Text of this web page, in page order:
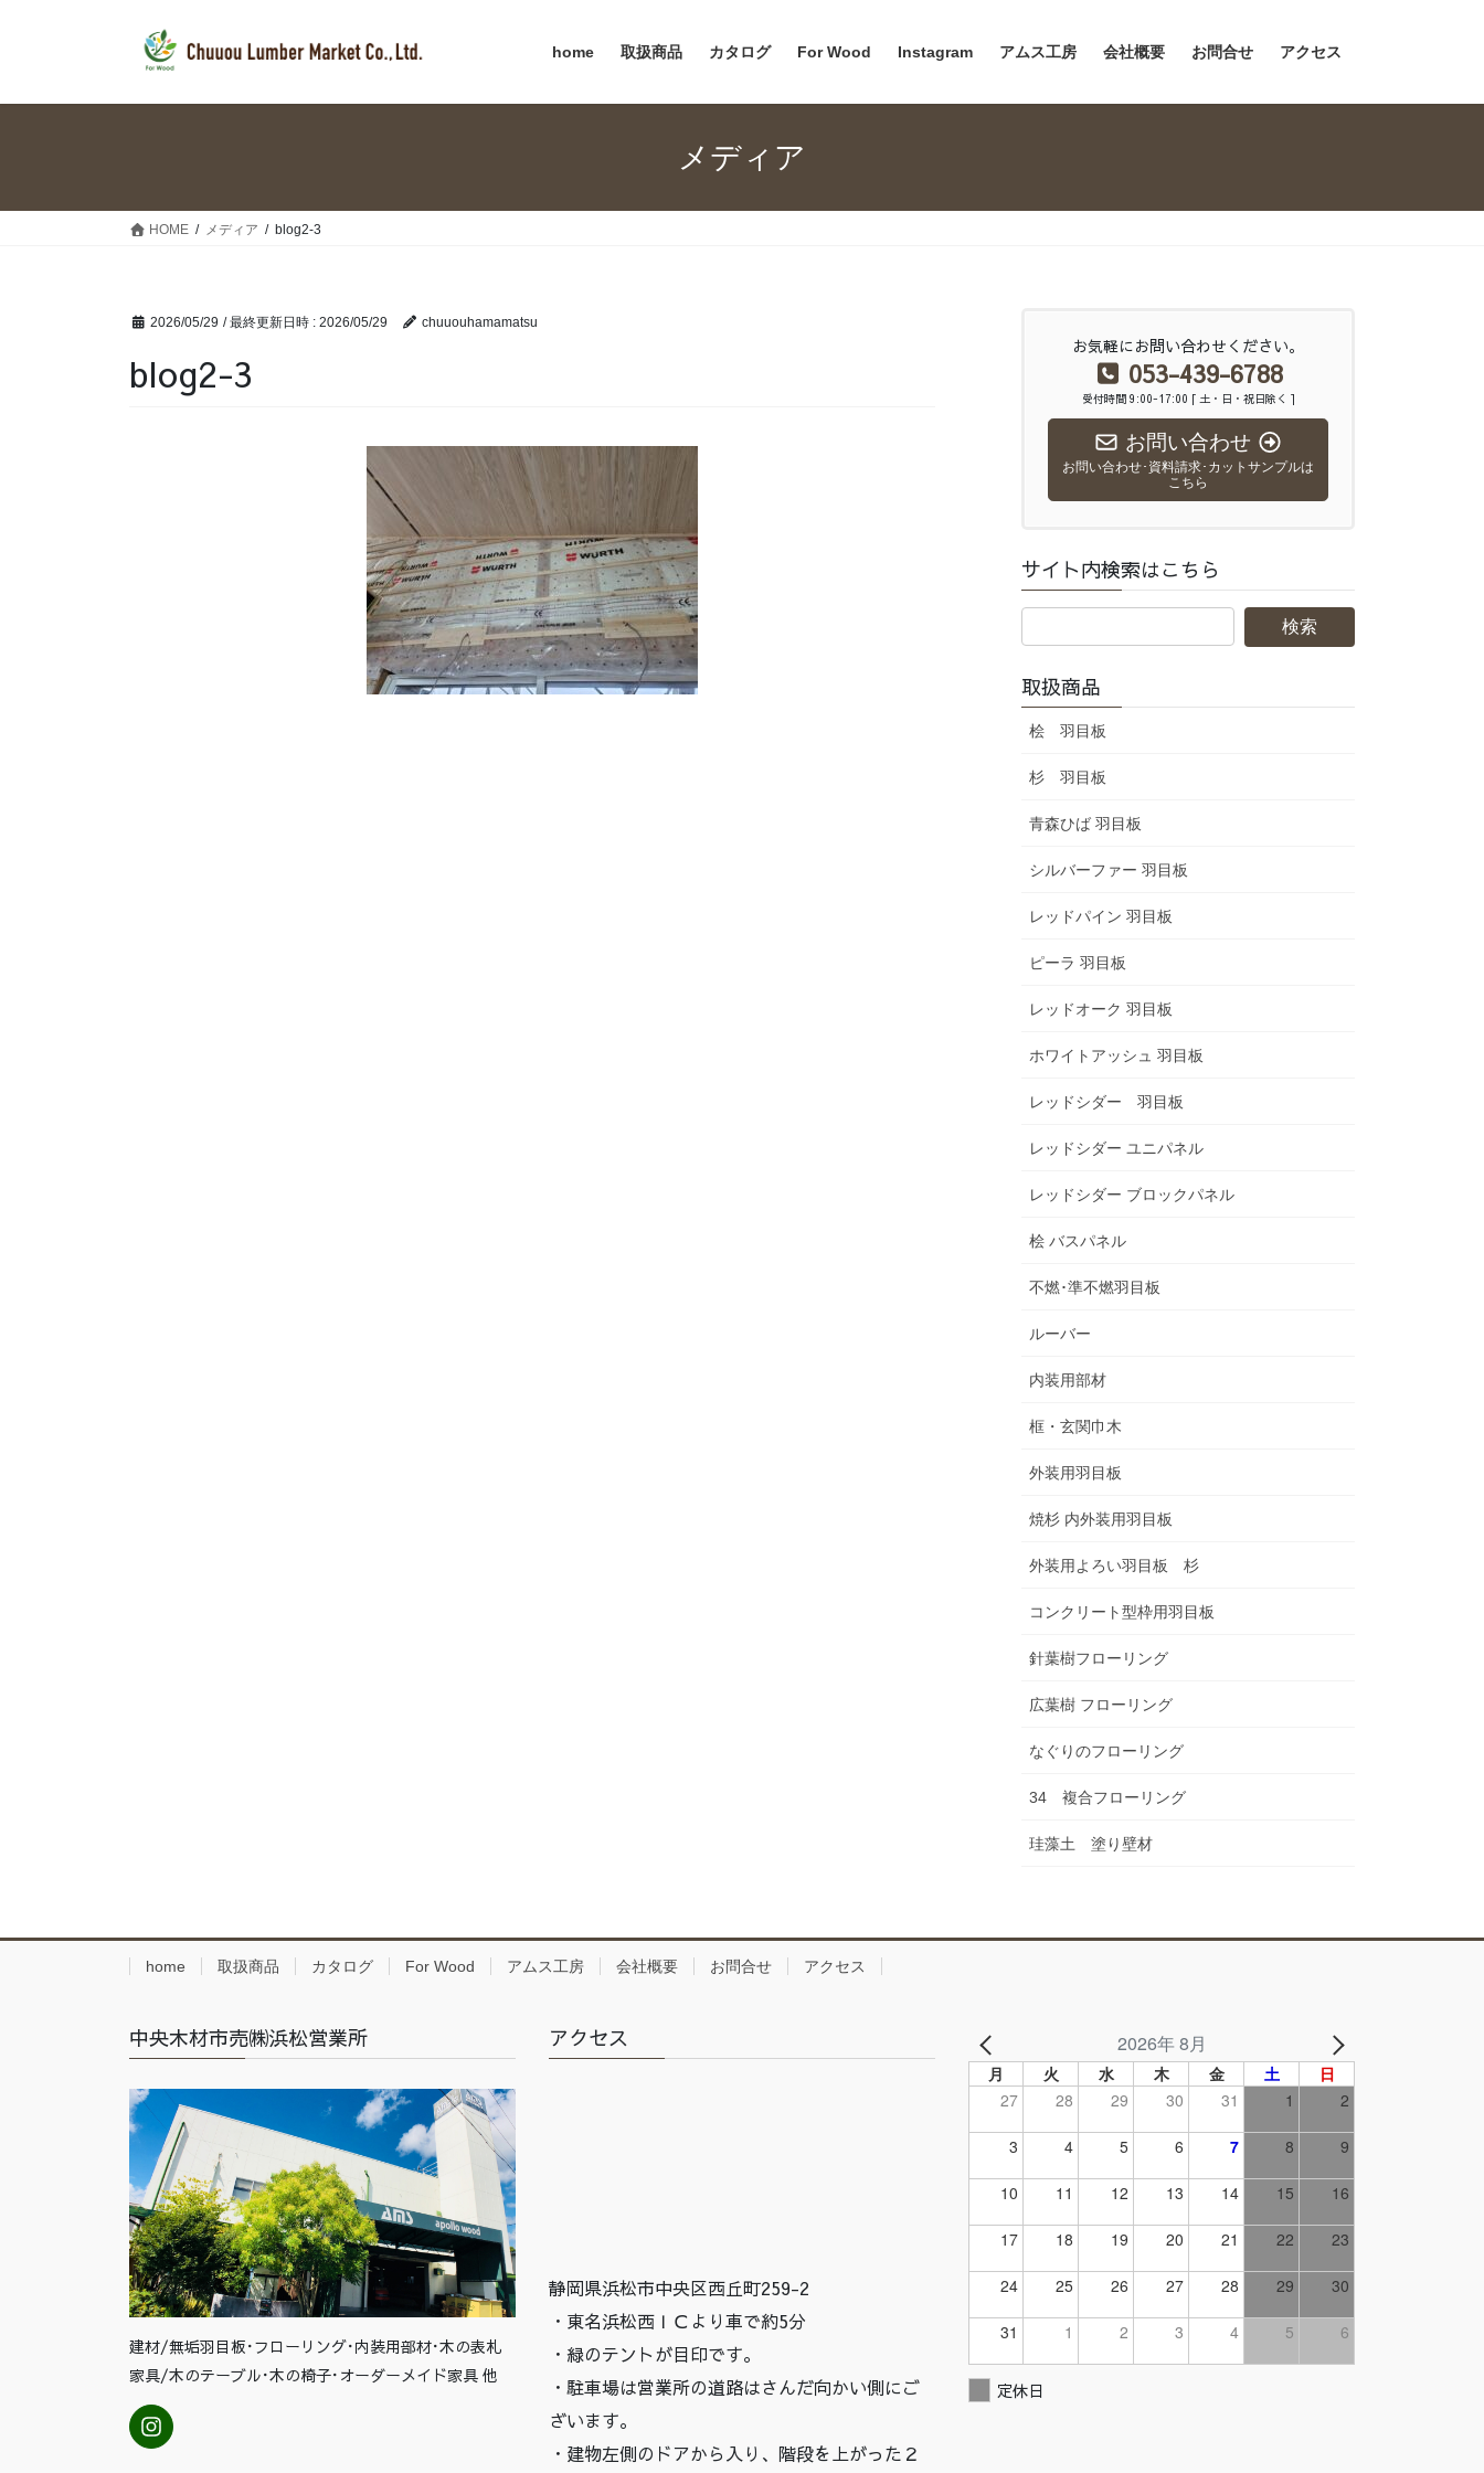
home 取扱商品 カタログ For Wood Instagram アムス工房 会社概要 お問合せ アクセス
メディア
HOME メディア blog2-3
2026/05/29 / 最終更新日時 : 2026/05/29 chuuouhamamatsu
blog2-3
お気軽にお問い合わせください。
053-439-6788
受付時間 9:00-17:00 [ 土・日・祝日除く ]
お問い合わせ
お問い合わせ･資料請求･カットサンプルは
こちら
サイト内検索はこちら
取扱商品
桧 羽目板
杉 羽目板
青森ひば 羽目板
シルバーファー 羽目板
レッドパイン 羽目板
ピーラ 羽目板
レッドオーク 羽目板
ホワイトアッシュ 羽目板
レッドシダー 羽目板
レッドシダー ユニパネル
レッドシダー ブロックパネル
桧 バスパネル
不燃･準不燃羽目板
ルーバー
内装用部材
框・玄関巾木
外装用羽目板
焼杉 内外装用羽目板
外装用よろい羽目板 杉
コンクリート型枠用羽目板
針葉樹フローリング
広葉樹 フローリング
なぐりのフローリング
34 複合フローリング
珪藻土 塗り壁材
home 取扱商品 カタログ For Wood アムス工房 会社概要 お問合せ アクセス
中央木材市売㈱浜松営業所
建材/無垢羽目板･フローリング･内装用部材･木の表札
家具/木のテーブル･木の椅子･オーダーメイド家具 他
アクセス
静岡県浜松市中央区西丘町259-2
・東名浜松西ＩＣより車で約5分
・緑のテントが目印です。
・駐車場は営業所の道路はさんだ向かい側にご
ざいます。
・建物左側のドアから入り、階段を上がった２
2026年 8月
月 火 水 木 金 土
日
27
28 29 30 31 1 2
3 4 5 6 7 8 9
10 11 12 13 14 15 16
17 18 19 20 21 22 23
24 25 26 27 28 29 30
31 1 2 3 4 5 6
定休日